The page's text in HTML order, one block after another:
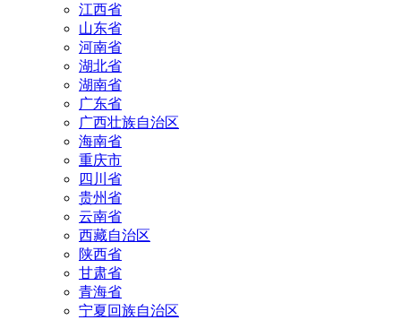
江西省
山东省
河南省
湖北省
湖南省
广东省
广西壮族自治区
海南省
重庆市
四川省
贵州省
云南省
西藏自治区
陕西省
甘肃省
青海省
宁夏回族自治区